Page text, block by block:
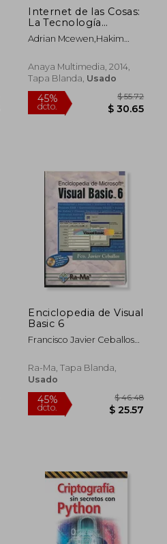
Internet de las Cosas:
La Tecnología
Revolucionaria que
Todo lo Conecta
Adrian Mcewen,Hakim
Anaya Multimedia, 2014,
Tapa Blanda, Usado
45%
dcto.
Enciclopedia de Visual
Basic 6
Francisco Javier Ceballos
Ra-Ma, Tapa Blanda,
Usado